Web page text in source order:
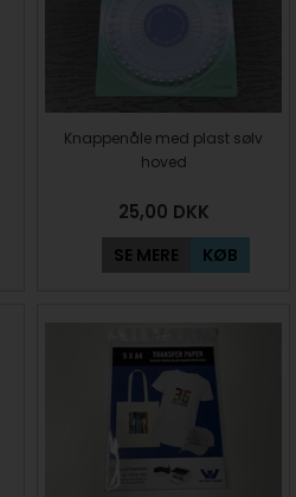
Knappenåle med plast sølv
hoved
25,00 DKK
SE MERE KØB